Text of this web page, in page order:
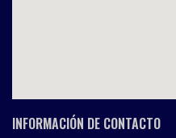
INFORMACIÓN DE CONTACTO